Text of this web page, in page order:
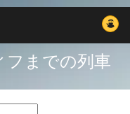
フまでの列車